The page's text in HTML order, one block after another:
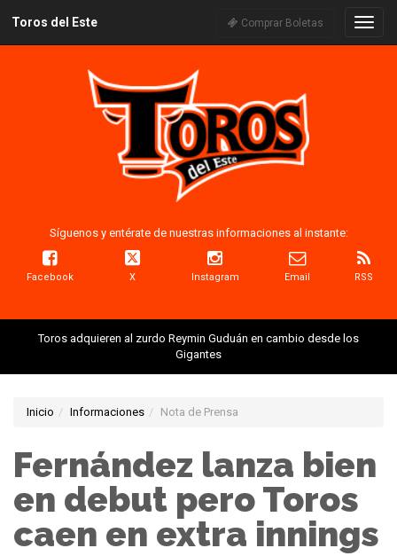
Toros del Este Comprar Boletas
Síguenos y entérate de nuestras informaciones al instante:
Facebook X Instagram Email RSS
Toros adquieren al zurdo Reymin Guduán en cambio desde los
Gigantes
Inicio Informaciones Nota de Prensa
Fernández lanza bien
en debut pero Toros
caen en extra innings